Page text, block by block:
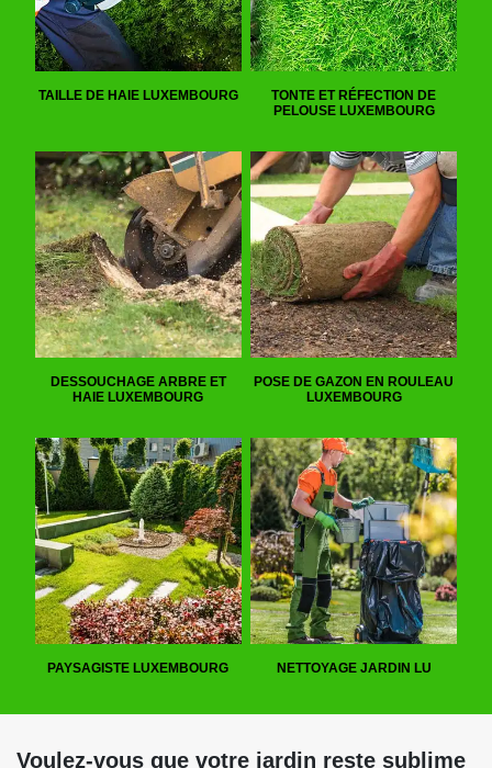
TAILLE DE HAIE LUXEMBOURG
TONTE ET RÉFECTION DE
PELOUSE LUXEMBOURG
DESSOUCHAGE ARBRE ET
HAIE LUXEMBOURG
POSE DE GAZON EN ROULEAU
LUXEMBOURG
PAYSAGISTE LUXEMBOURG NETTOYAGE JARDIN LU
Voulez-vous que votre jardin reste sublime